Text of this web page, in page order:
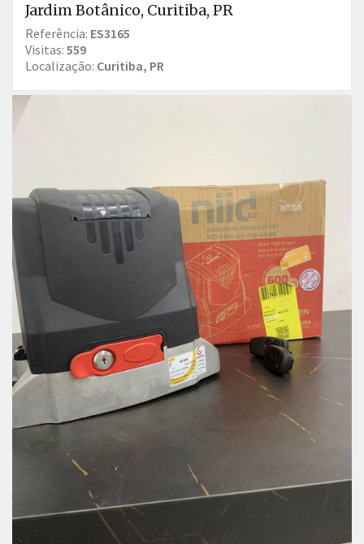
Jardim Botânico, Curitiba, PR
Referência: ES3165
Visitas: 559
Localização: Curitiba, PR